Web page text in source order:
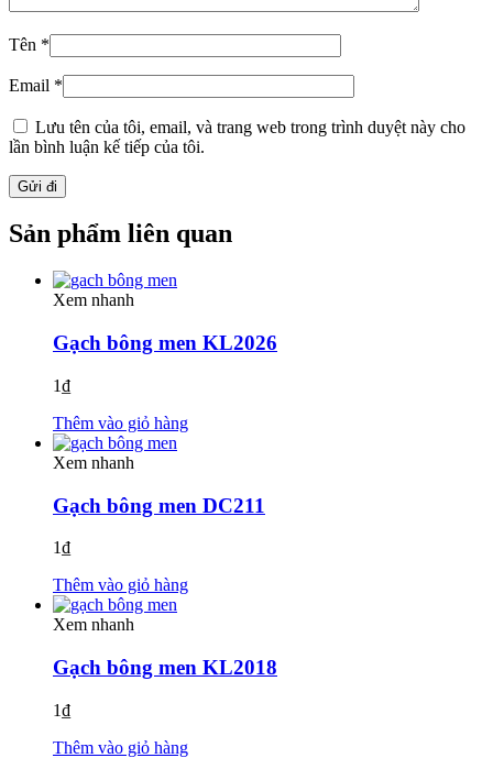
Tên *
Email *
Lưu tên của tôi, email, và trang web trong trình duyệt này cho
lần bình luận kế tiếp của tôi.
Sản phẩm liên quan
Xem nhanh
Gạch bông men KL2026
1₫
Thêm vào giỏ hàng
Xem nhanh
Gạch bông men DC211
1₫
Thêm vào giỏ hàng
Xem nhanh
Gạch bông men KL2018
1₫
Thêm vào giỏ hàng